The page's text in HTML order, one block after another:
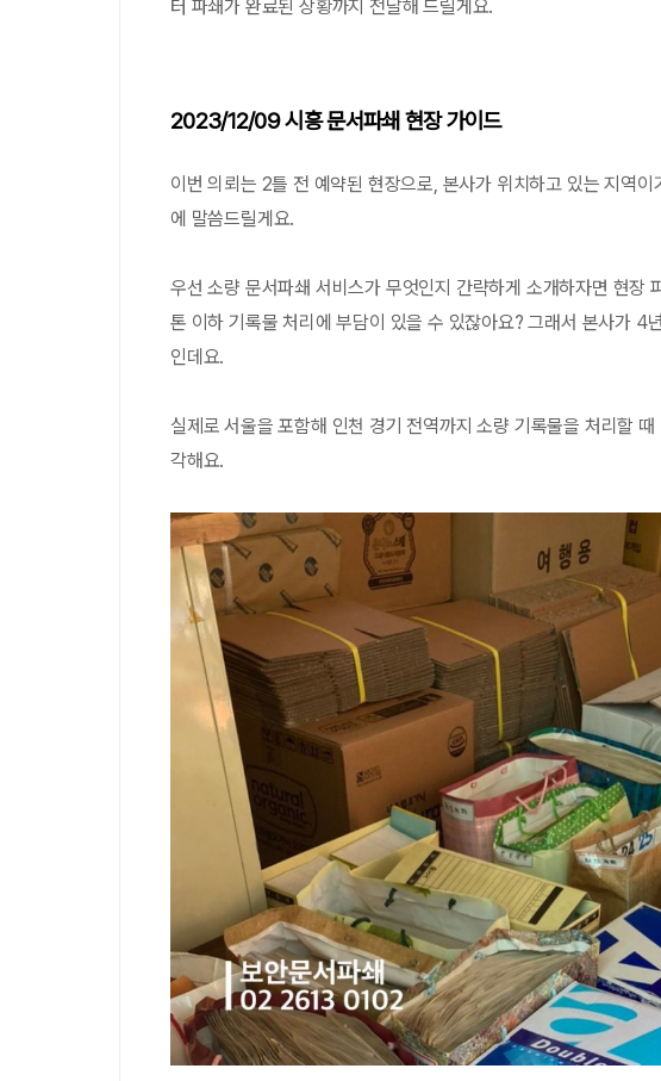
터 파쇄가 완료된 상황까지 전달해 드릴게요.
2023/12/09 시흥 문서파쇄 현장 가이드
이번 의뢰는 2틀 전 예약된 현장으로, 본사가 위치하고 있는 지역이
에 말씀드릴게요.
우선 소량 문서파쇄 서비스가 무엇인지 간략하게 소개하자면 현장
톤 이하 기록물 처리에 부담이 있을 수 있잖아요? 그래서 본사가 4
인데요.
실제로 서울을 포함해 인천 경기 전역까지 소량 기록물을 처리할
각해요.